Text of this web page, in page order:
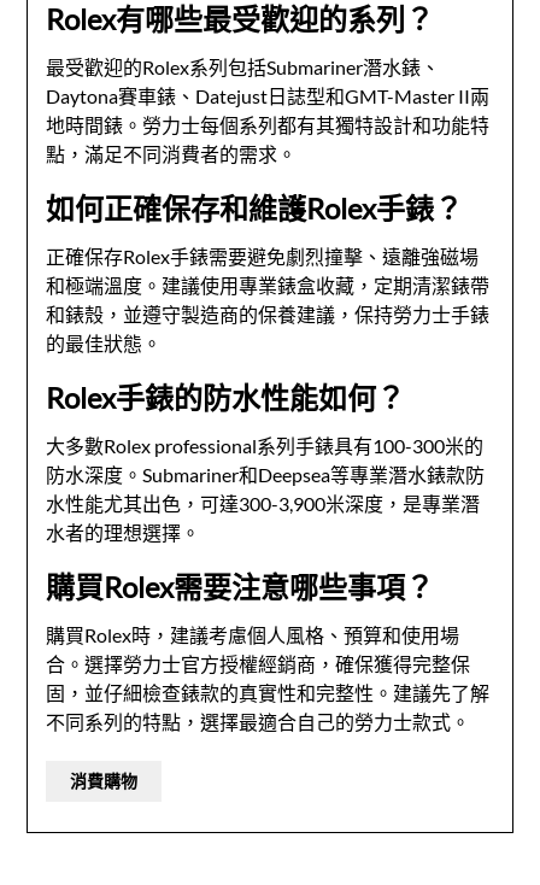
Rolex有哪些最受歡迎的系列？
最受歡迎的Rolex系列包括Submariner潛水錶、
Daytona賽車錶、Datejust日誌型和GMT-Master II兩
地時間錶。勞力士每個系列都有其獨特設計和功能特
點，滿足不同消費者的需求。
如何正確保存和維護Rolex手錶？
正確保存Rolex手錶需要避免劇烈撞擊、遠離強磁場
和極端溫度。建議使用專業錶盒收藏，定期清潔錶帶
和錶殼，並遵守製造商的保養建議，保持勞力士手錶
的最佳狀態。
Rolex手錶的防水性能如何？
大多數Rolex professional系列手錶具有100-300米的
防水深度。Submariner和Deepsea等專業潛水錶款防
水性能尤其出色，可達300-3,900米深度，是專業潛
水者的理想選擇。
購買Rolex需要注意哪些事項？
購買Rolex時，建議考慮個人風格、預算和使用場
合。選擇勞力士官方授權經銷商，確保獲得完整保
固，並仔細檢查錶款的真實性和完整性。建議先了解
不同系列的特點，選擇最適合自己的勞力士款式。
消費購物